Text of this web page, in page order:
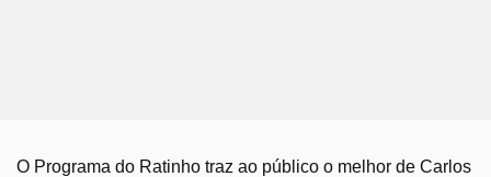
O Programa do Ratinho traz ao público o melhor de Carlos